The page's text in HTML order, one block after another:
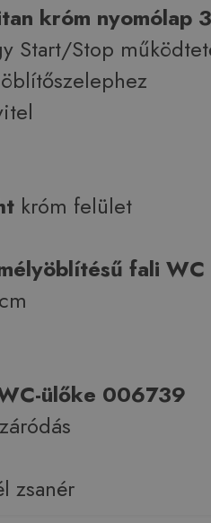
króm nyomólap
Start/Stop
króm felület
fali
ülőke 006739
zsanér